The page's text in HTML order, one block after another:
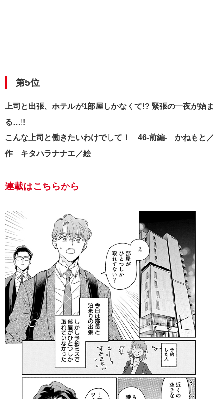
第5位
上司と出張、ホテルが1部屋しかなくて!? 緊張の一夜が始ま
る…!!
こんな上司と働きたいわけでして！ 46-前編- かねもと／
作 キタハラナナエ／絵
連載はこちらから